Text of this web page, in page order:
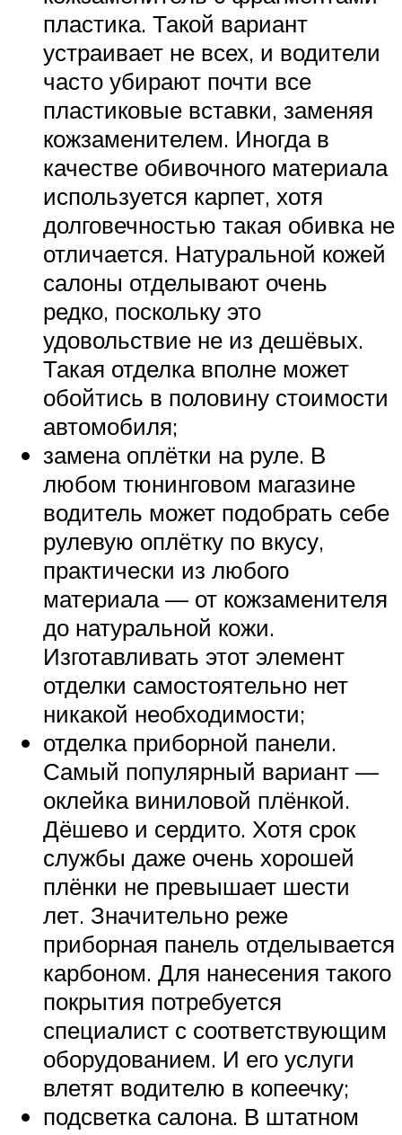
Меню
пластика. Такой вариант
устраивает не всех, и водители
часто убирают почти все
пластиковые вставки, заменяя
кожзаменителем. Иногда в
качестве обивочного материала
используется карпет, хотя
долговечностью такая обивка не
отличается. Натуральной кожей
салоны отделывают очень
редко, поскольку это
удовольствие не из дешёвых.
Такая отделка вполне может
обойтись в половину стоимости
автомобиля;
замена оплётки на руле. В
любом тюнинговом магазине
водитель может подобрать себе
рулевую оплётку по вкусу,
практически из любого
материала — от кожзаменителя
до натуральной кожи.
Изготавливать этот элемент
отделки самостоятельно нет
никакой необходимости;
отделка приборной панели.
Самый популярный вариант —
оклейка виниловой плёнкой.
Дёшево и сердито. Хотя срок
службы даже очень хорошей
плёнки не превышает шести
лет. Значительно реже
приборная панель отделывается
карбоном. Для нанесения такого
покрытия потребуется
специалист с соответствующим
оборудованием. И его услуги
влетят водителю в копеечку;
подсветка салона. В штатном